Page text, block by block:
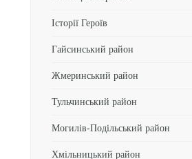
Історії Героїв
Гайсинський район
Жмеринський район
Тульчинський район
Могилів-Подільський район
Хмільницький район